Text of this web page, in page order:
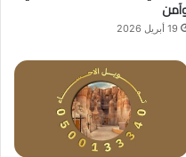
19 أبريل 2026